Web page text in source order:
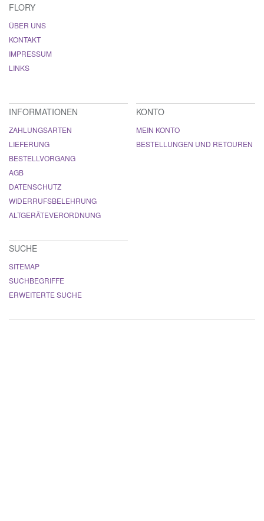
FLORY
ÜBER UNS
KONTAKT
IMPRESSUM
LINKS
INFORMATIONEN
ZAHLUNGSARTEN
LIEFERUNG
BESTELLVORGANG
AGB
DATENSCHUTZ
WIDERRUFSBELEHRUNG
ALTGERÄTEVERORDNUNG
KONTO
MEIN KONTO
BESTELLUNGEN UND RETOUREN
SUCHE
SITEMAP
SUCHBEGRIFFE
ERWEITERTE SUCHE